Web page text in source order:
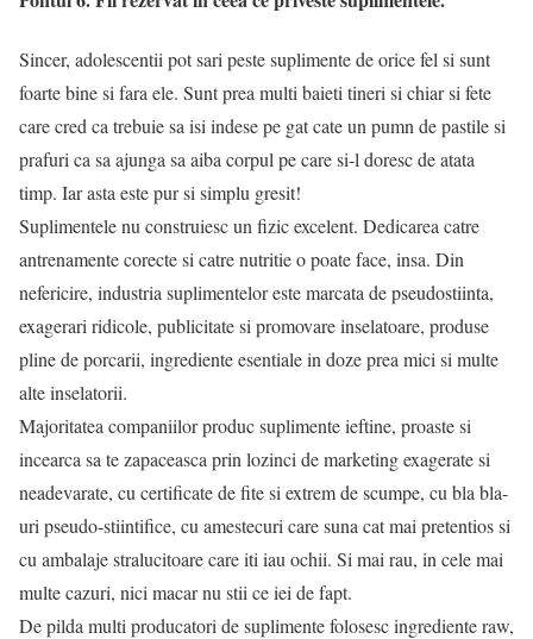
Sincer, adolescentii pot sari peste suplimente de orice fel si sunt
foarte bine si fara ele. Sunt prea multi baieti tineri si chiar si fete
care cred ca trebuie sa isi indese pe gat cate un pumn de pastile si
prafuri ca sa ajunga sa aiba corpul pe care si-l doresc de atata
timp. Iar asta este pur si simplu gresit!
Suplimentele nu construiesc un fizic excelent. Dedicarea catre
antrenamente corecte si catre nutritie o poate face, insa. Din
nefericire, industria suplimentelor este marcata de pseudostiinta,
exagerari ridicole, publicitate si promovare inselatoare, produse
pline de porcarii, ingrediente esentiale in doze prea mici si multe
alte inselatorii.
Majoritatea companiilor produc suplimente ieftine, proaste si
incearca sa te zapaceasca prin lozinci de marketing exagerate si
neadevarate, cu certificate de fite si extrem de scumpe, cu bla bla-
uri pseudo-stiintifice, cu amestecuri care suna cat mai pretentios si
cu ambalaje stralucitoare care iti iau ochii. Si mai rau, in cele mai
multe cazuri, nici macar nu stii ce iei de fapt.
De pilda multi producatori de suplimente folosesc ingrediente raw,